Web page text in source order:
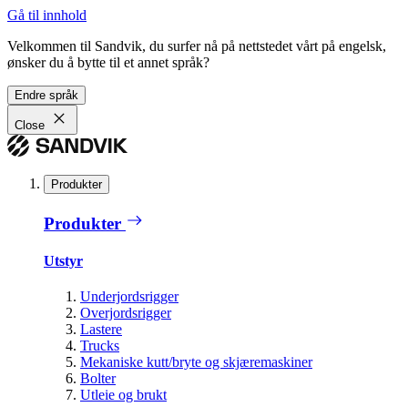
Gå til innhold
Velkommen til Sandvik, du surfer nå på nettstedet vårt på engelsk,
ønsker du å bytte til et annet språk?
Endre språk
Close
Produkter
Produkter
Utstyr
Underjordsrigger
Overjordsrigger
Lastere
Trucks
Mekaniske kutt/bryte og skjæremaskiner
Bolter
Utleie og brukt